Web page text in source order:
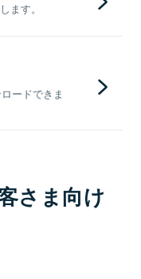
ます。
ードできま
さま向け